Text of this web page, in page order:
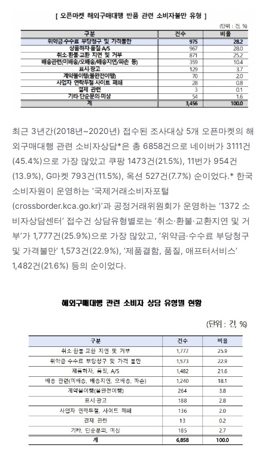
최근 3년간(2018년~2020년) 접수된 조사대상 5개 오픈마켓의 해
외구매대행 관련 소비자상담*은 총 6858건으로 네이버가 3111건
(45.4%)으로 가장 많았고 쿠팡 1473건(21.5%), 11번가 954건
(13.9%), G마켓 793건(11.5%), 옥션 527건(7.7%) 순이었다.* 한국
소비자원이 운영하는 ‘국제거래소비자포털
(crossborder.kca.go.kr)’과 공정거래위원회가 운영하는 ‘1372 소
비자상담센터’ 접수건 상담유형별로는 ‘취소·환불·교환지연 및 거
부’가 1,777건(25.9%)으로 가장 많았고, ‘위약금·수수료 부당청구
및 가격불만’ 1,573건(22.9%), ‘제품결함, 품질, 애프터서비스’
1,482건(21.6%) 등의 순이었다.